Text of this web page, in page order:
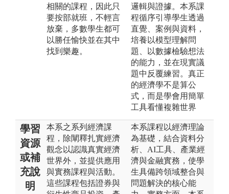
相關的課程，因此只
要按部就班，不輕言
放棄，多數學生都可
以勝任愉快並在其中
找到樂趣。
邏輯與證據。本系課
程循序引導學生透過
直覺、案例與資料，
培養以模型理解問
題、以數據檢驗想法
的能力，並在現實議
題中反覆練習。真正
的經濟學不是算公
式，而是學會用簡單
工具看懂複雜世界
學習
資源
或補
充說
明
本系之系列經濟課
程，除闡釋扎實經濟
觀念以認識真實經濟
世界外，並提供應用
與實務課程與活動。
這些課程包括證券與
本系課程以經濟理論
為基礎，結合資料分
析、AI工具、產業經
濟與金融實務，使學
生具備跨領域整合與
問題解決的核心能